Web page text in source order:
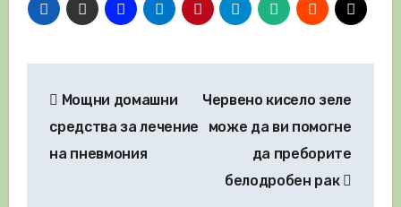
Мощни домашни
средства за лечение
на пневмония
Червено кисело зеле
може да ви помогне
да преборите
белодробен рак